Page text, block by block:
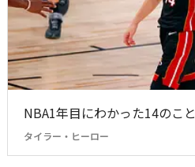
NBA1年目にわかった14のこと
タイラー・ヒーロー